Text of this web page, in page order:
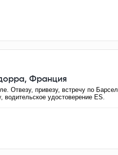
Франция
Отвезу, привезу, встречу по
удостоверение ES.